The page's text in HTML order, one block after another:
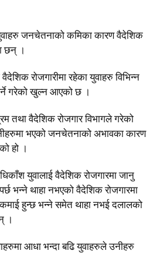
जनचेतनाको कमिका कारण वैदेशिक
छन् ।
रोजगारीमा रहेका युवाहरु विभिन्न
गरेको खुल्न आएको छ ।
तथा वैदेशिक रोजगार विभागले गरेको
भएको जनचेतनाको अभावका कारण
हो ।
युवालाई वैदेशिक रोजगारमा जानु
भन्ने थाहा नभएको वैदेशिक रोजगारमा
हुन्छ भन्ने समेत थाहा नभई दलालको
।
आधा भन्दा बढि युवाहरुले उनीहरु